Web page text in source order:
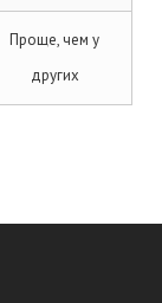
Проще, чем у
других